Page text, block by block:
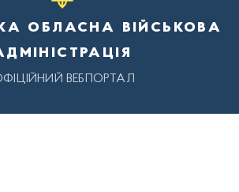
обласна військова
ВЕБПОРТАЛ